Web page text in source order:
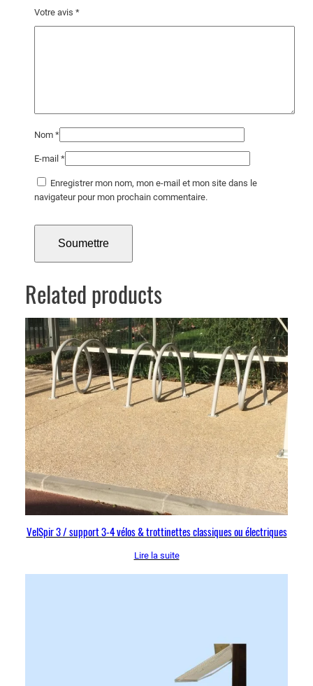
Votre avis *
Nom *
E-mail *
Enregistrer mon nom, mon e-mail et mon site dans le
navigateur pour mon prochain commentaire.
Related products
VelSpir 3 / support 3-4 vélos & trottinettes classiques ou électriques
Lire la suite